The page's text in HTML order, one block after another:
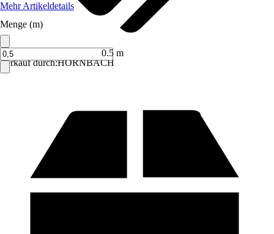
Verkauf durch:HORNBACH
Mehr Artikeldetails
Menge (m)
0.5 m